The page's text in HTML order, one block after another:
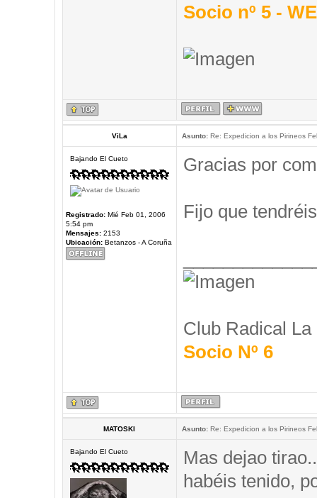
Socio nº 5 -
ViLa Asunto:Re: Expedicion a los Pirineos
Bajando El Cueto
Registrado:Mié Feb 01, 2006
5:54 pm
Mensajes:2153
Ubicación:Betanzos - A Coruña
Gracias por
Fijo que
Club Radical La
Socio Nº 6
MATOSKI Asunto:Re: Expedicion a los Pirineos
Bajando El Cueto
Mas dejao
habéis tenido,